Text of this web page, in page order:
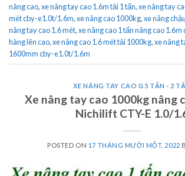
nâng cao,xe nâng tay cao 1.6m tải 1 tấn,xe nâng tay
mét cby-e1.0t/1.6m,xe nâng cao 1000kg,xe nâng
nâng tay cao 1.6 mét,xe nâng cao 1 tấn nâng cao
hàng lên cao,xe nâng cao 1.6 mét tải 1000kg,xe nâng
1600mm cby-e1.0t/1.6m
XE NÂNG TAY CAO 0.5 TẤN - 2
Xe nâng tay cao 1000kg nâng
Nichilift CTY-E 1.0/
POSTED ON 17 THÁNG MƯỜI MỘT, 2022